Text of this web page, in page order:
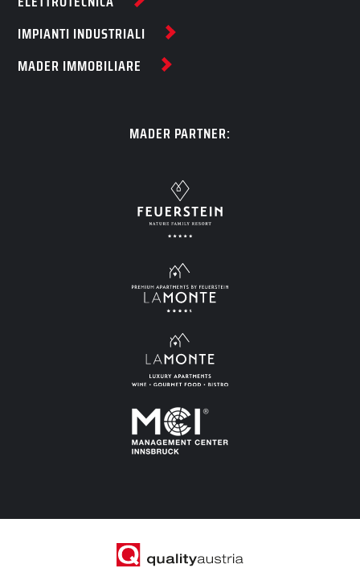
IMPIANTI INDUSTRIALI
MADER IMMOBILIARE
MADER PARTNER: